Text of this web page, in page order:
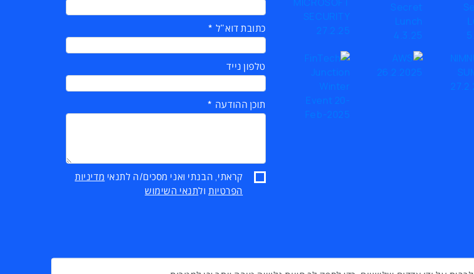
כתובת דוא"ל
טלפון נייד
תוכן ההודעה
קראתי, הבנתי ואני מסכים/ה לתנאי מדיניות
הפרטיותולתנאי השימוש